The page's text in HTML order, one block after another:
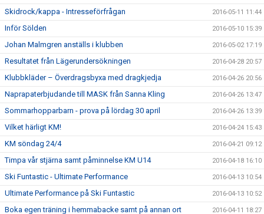
Skidrock/kappa - Intresseförfrågan 2016-05-11 11:44
Inför Sölden 2016-05-10 15:39
Johan Malmgren anställs i klubben 2016-05-02 17:19
Resultatet från Lägerundersökningen 2016-04-28 20:57
Klubbkläder – Överdragsbyxa med dragkjedja 2016-04-26 20:56
Naprapaterbjudande till MASK från Sanna Kling 2016-04-26 13:47
Sommarhopparbarn - prova på lördag 30 april 2016-04-26 13:39
Vilket härligt KM! 2016-04-24 15:43
KM söndag 24/4 2016-04-21 09:12
Timpa vår stjärna samt påminnelse KM U14 2016-04-18 16:10
Ski Funtastic - Ultimate Performance 2016-04-13 10:54
Ultimate Performance på Ski Funtastic 2016-04-13 10:52
Boka egen träning i hemmabacke samt på annan ort 2016-04-11 18:27